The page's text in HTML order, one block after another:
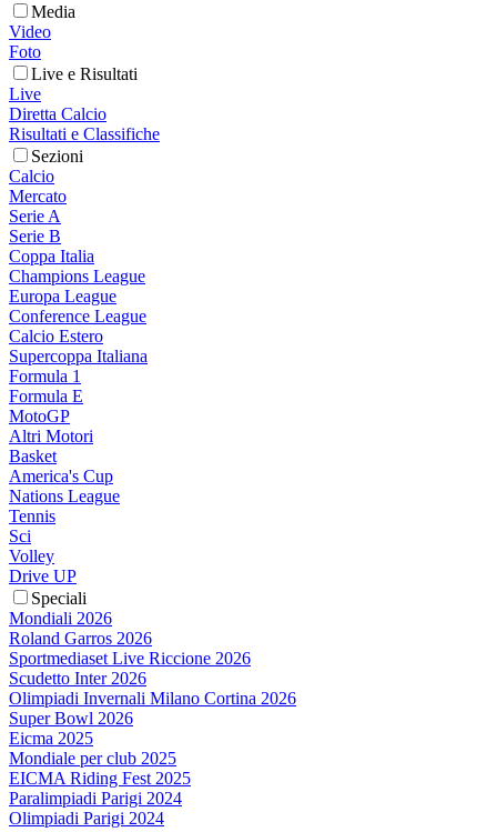
Media
Video
Foto
Live e Risultati
Live
Diretta Calcio
Risultati e Classifiche
Sezioni
Calcio
Mercato
Serie A
Serie B
Coppa Italia
Champions League
Europa League
Conference League
Calcio Estero
Supercoppa Italiana
Formula 1
Formula E
MotoGP
Altri Motori
Basket
America's Cup
Nations League
Tennis
Sci
Volley
Drive UP
Speciali
Mondiali 2026
Roland Garros 2026
Sportmediaset Live Riccione 2026
Scudetto Inter 2026
Olimpiadi Invernali Milano Cortina 2026
Super Bowl 2026
Eicma 2025
Mondiale per club 2025
EICMA Riding Fest 2025
Paralimpiadi Parigi 2024
Olimpiadi Parigi 2024